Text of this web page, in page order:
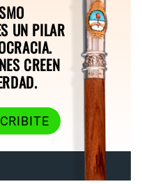
UN PILAR
CREEN